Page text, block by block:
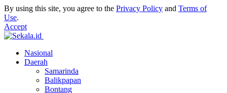
By using this site, you agree to the Privacy Policy and Terms of
Use.
Accept
Nasional
Daerah
Samarinda
Balikpapan
Bontang